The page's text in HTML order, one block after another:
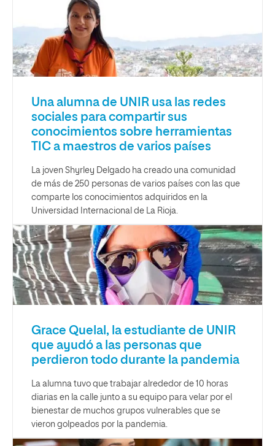
Una alumna de UNIR usa las redes
sociales para compartir sus
conocimientos sobre herramientas
TIC a maestros de varios países
La joven Shyrley Delgado ha creado una comunidad
de más de 250 personas de varios países con las que
comparte los conocimientos adquiridos en la
Universidad Internacional de La Rioja.
Grace Quelal, la estudiante de UNIR
que ayudó a las personas que
perdieron todo durante la pandemia
La alumna tuvo que trabajar alrededor de 10 horas
diarias en la calle junto a su equipo para velar por el
bienestar de muchos grupos vulnerables que se
vieron golpeados por la pandemia.